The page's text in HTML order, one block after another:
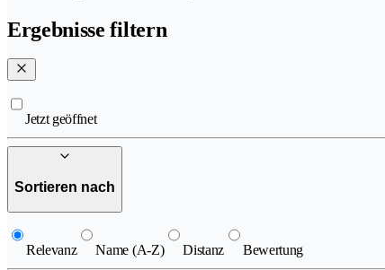
Ergebnisse filtern
Jetzt geöffnet
Sortieren nach
Relevanz Name (A-Z) Distanz Bewertung